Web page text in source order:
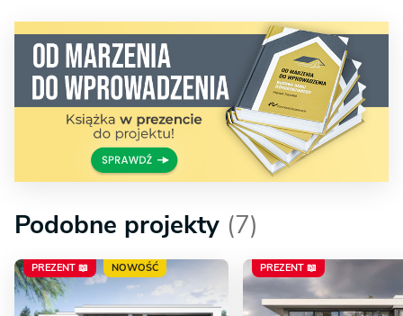
Podobne projekty (7)
PREZENT 📖 NOWOŚĆ PREZENT 📖